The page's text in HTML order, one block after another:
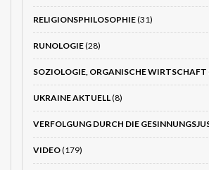
RELIGIONSPHILOSOPHIE(31)
RUNOLOGIE(28)
SOZIOLOGIE, ORGANISCHE WIRTSCHAFT
UKRAINE AKTUELL(8)
VERFOLGUNG DURCH DIE
VIDEO(179)